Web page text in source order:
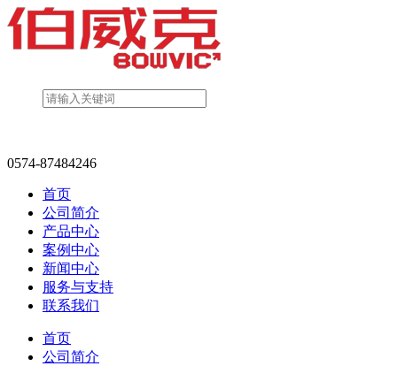
0574-87484246
首页
公司简介
产品中心
案例中心
新闻中心
服务与支持
联系我们
首页
公司简介